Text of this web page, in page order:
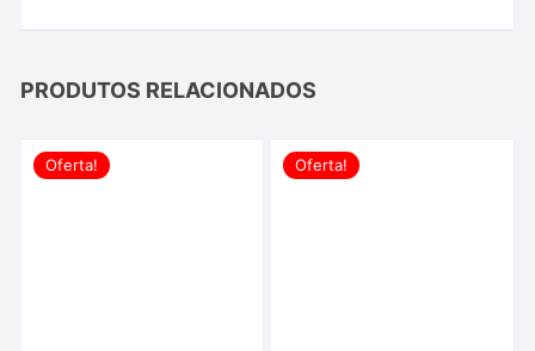
PRODUTOS RELACIONADOS
Oferta! Oferta!